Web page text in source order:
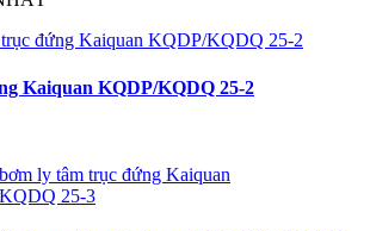
Kaiquan KQDP/KQDQ 25-2